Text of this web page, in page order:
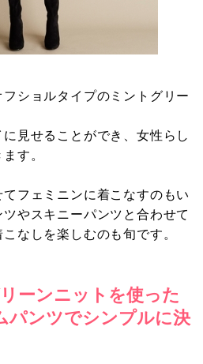
ショルタイプのミントグリー
見せることができ、女性らし
す。
フェミニンに着こなすのもい
やスキニーパンツと合わせて
なしを楽しむのも旬です。
ーンニットを使った
パンツでシンプルに決